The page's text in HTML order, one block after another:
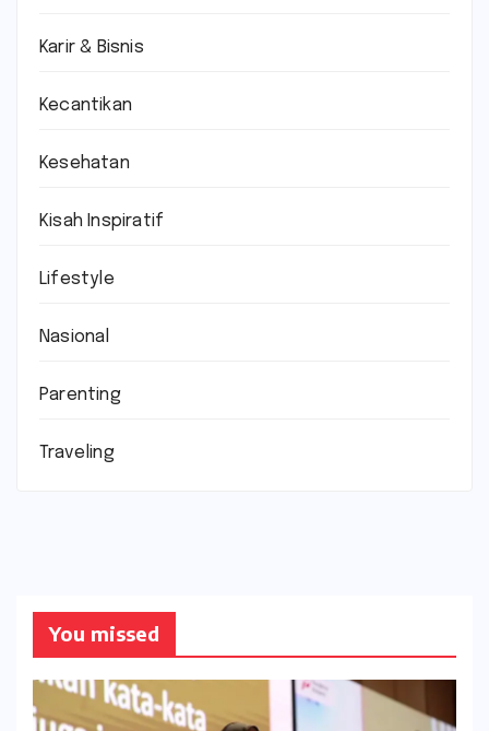
Karir & Bisnis
Kecantikan
Kesehatan
Kisah Inspiratif
Lifestyle
Nasional
Parenting
Traveling
You missed